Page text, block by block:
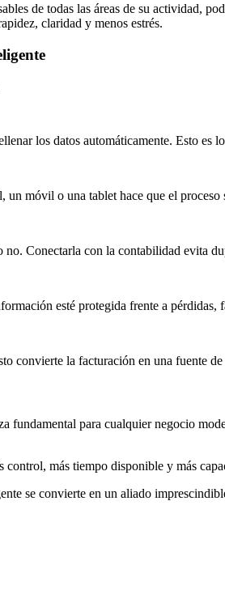
de todas las áreas de su actividad,
claridad y menos estrés.
los datos automáticamente. Esto es
un móvil o una tablet hace que el
Conectarla con la contabilidad evita
esté protegida frente a pérdidas,
convierte la facturación en una fuente
para cualquier negocio
más tiempo disponible y más
se convierte en un aliado